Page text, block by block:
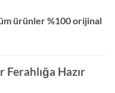
ürünler %100 orijinal
Ferahlığa Hazır